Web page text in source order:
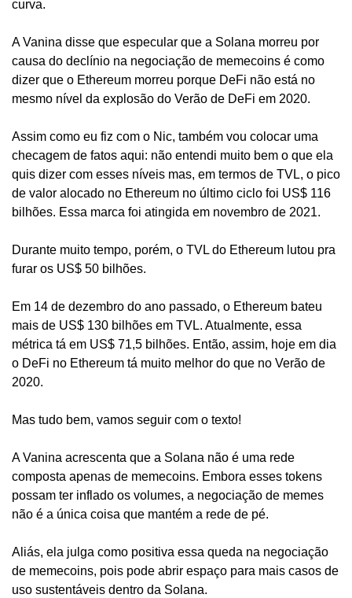
curva.
A Vanina disse que especular que a Solana morreu por
causa do declínio na negociação de memecoins é como
dizer que o Ethereum morreu porque DeFi não está no
mesmo nível da explosão do Verão de DeFi em 2020.
Assim como eu fiz com o Nic, também vou colocar uma
checagem de fatos aqui: não entendi muito bem o que ela
quis dizer com esses níveis mas, em termos de TVL, o pico
de valor alocado no Ethereum no último ciclo foi US$ 116
bilhões. Essa marca foi atingida em novembro de 2021.
Durante muito tempo, porém, o TVL do Ethereum lutou pra
furar os US$ 50 bilhões.
Em 14 de dezembro do ano passado, o Ethereum bateu
mais de US$ 130 bilhões em TVL. Atualmente, essa
métrica tá em US$ 71,5 bilhões. Então, assim, hoje em dia
o DeFi no Ethereum tá muito melhor do que no Verão de
2020.
Mas tudo bem, vamos seguir com o texto!
A Vanina acrescenta que a Solana não é uma rede
composta apenas de memecoins. Embora esses tokens
possam ter inflado os volumes, a negociação de memes
não é a única coisa que mantém a rede de pé.
Aliás, ela julga como positiva essa queda na negociação
de memecoins, pois pode abrir espaço para mais casos de
uso sustentáveis dentro da Solana.